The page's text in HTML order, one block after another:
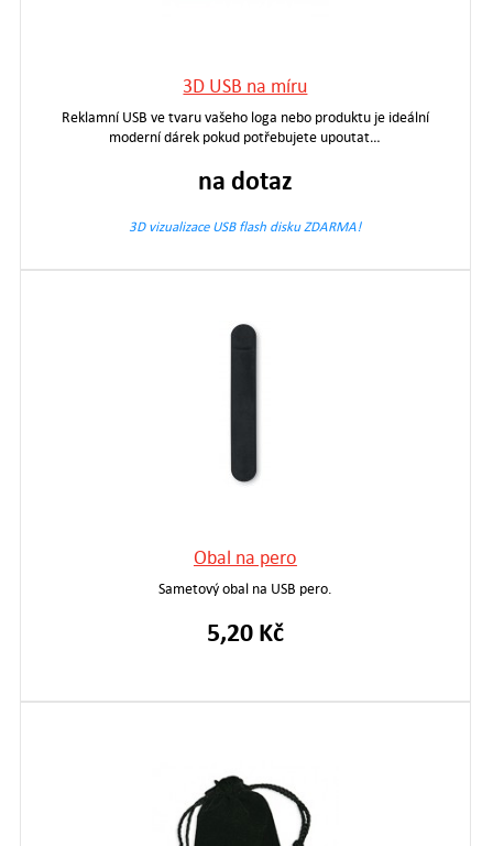
3D USB na míru
Reklamní USB ve tvaru vašeho loga nebo produktu je ideální
moderní dárek pokud potřebujete upoutat…
na dotaz
3D vizualizace USB flash disku ZDARMA!
Obal na pero
Sametový obal na USB pero.
5,20 Kč